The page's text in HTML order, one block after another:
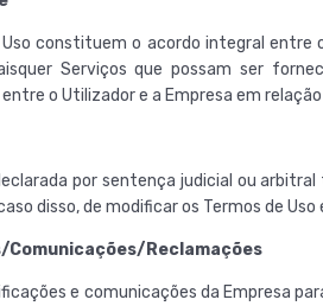
Uso constituem o acordo integral
Serviços que possam ser
o Utilizador e a Empresa em
por sentença judicial ou
disso, de modificar os Termos de
Comunicações/Reclamações
e comunicações da Empresa